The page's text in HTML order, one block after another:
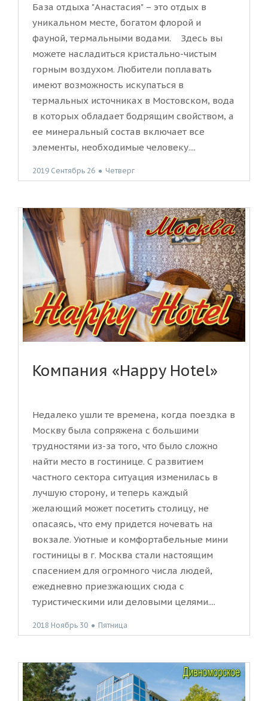
База отдыха "Анастасия" – это отдых в
уникальном месте, богатом флорой и
фауной, термальными водами. Здесь вы
можете насладиться кристально-чистым
горным воздухом. Любители поплавать
имеют возможность искупаться в
термальных источниках в Мостовском, вода
в которых обладает бодрящим свойством, а
ее минеральный состав включает все
элементы, необходимые человеку....
2019 Сентябрь 26 ● Четверг
Компания «Happy Hotel»
Недалеко ушли те времена, когда поездка в
Москву была сопряжена с большими
трудностями из-за того, что было сложно
найти место в гостинице. С развитием
частного сектора ситуация изменилась в
лучшую сторону, и теперь каждый
желающий может посетить столицу, не
опасаясь, что ему придется ночевать на
вокзале. Уютные и комфортабельные мини
гостиницы в г. Москва стали настоящим
спасением для огромного числа людей,
ежедневно приезжающих сюда с
туристическими или деловыми целями....
2018 Ноябрь 30 ● Пятница